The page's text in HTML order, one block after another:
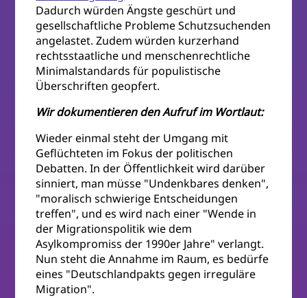
Dadurch würden Ängste geschürt und
gesellschaftliche Probleme Schutzsuchenden
angelastet. Zudem würden kurzerhand
rechtsstaatliche und menschenrechtliche
Minimalstandards für populistische
Überschriften geopfert.
Wir dokumentieren den Aufruf im Wortlaut:
Wieder einmal steht der Umgang mit
Geflüchteten im Fokus der politischen
Debatten. In der Öffentlichkeit wird darüber
sinniert, man müsse "Undenkbares denken",
"moralisch schwierige Entscheidungen
treffen", und es wird nach einer "Wende in
der Migrationspolitik wie dem
Asylkompromiss der 1990er Jahre" verlangt.
Nun steht die Annahme im Raum, es bedürfe
eines "Deutschlandpakts gegen irreguläre
Migration".